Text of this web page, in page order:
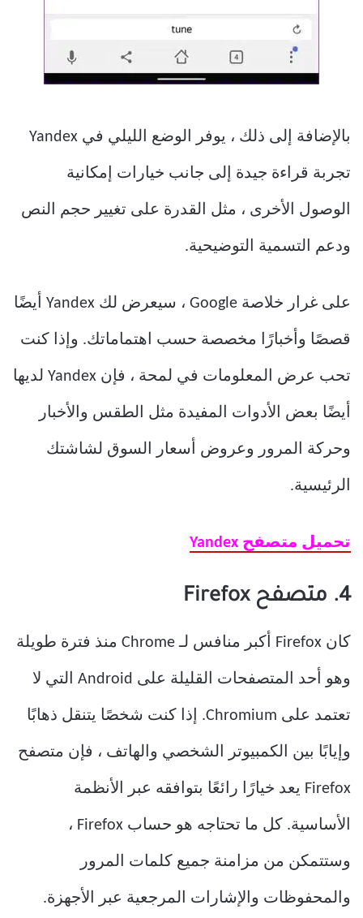
بالإضافة إلى ذلك ، يوفر الوضع الليلي في Yandex
تجربة قراءة جيدة إلى جانب خيارات إمكانية
الوصول الأخرى ، مثل القدرة على تغيير حجم النص
ودعم التسمية التوضيحية.
على غرار خلاصة Google ، سيعرض لك Yandex أيضًا
قصصًا وأخبارًا مخصصة حسب اهتماماتك. وإذا كنت
تحب عرض المعلومات في لمحة ، فإن Yandex لديها
أيضًا بعض الأدوات المفيدة مثل الطقس والأخبار
وحركة المرور وعروض أسعار السوق لشاشتك
الرئيسية.
تحميل متصفح Yandex
4. متصفح Firefox
كان Firefox أكبر منافس لـ Chrome منذ فترة طويلة
وهو أحد المتصفحات القليلة على Android التي لا
تعتمد على Chromium. إذا كنت شخصًا يتنقل ذهابًا
وإيابًا بين الكمبيوتر الشخصي والهاتف ، فإن متصفح
Firefox يعد خيارًا رائعًا بتوافقه عبر الأنظمة
الأساسية. كل ما تحتاجه هو حساب Firefox ،
وستتمكن من مزامنة جميع كلمات المرور
والمحفوظات والإشارات المرجعية عبر الأجهزة.